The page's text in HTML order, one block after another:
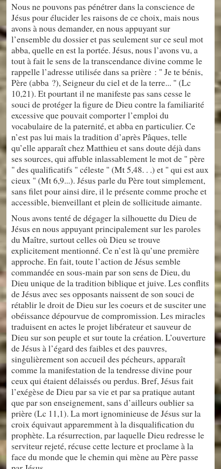
Nous ne pouvons pas pénétrer dans la conscience de
Jésus pour élucider les raisons de ce choix, mais nous
avons à nous demander, en nous appuyant sur
l’ensemble du dossier et pas seulement sur ce seul mot
abba, quelle en est la portée. Jésus, nous l’avons vu, a
tout à fait le sens de la transcendance divine comme le
rappelle l’adresse utilisée dans sa prière : " Je te bénis,
Père (abba ?), Seigneur du ciel et de la terre... " (Lc
10,21). Et pourtant il ne manifeste pas sans cesse le
souci de protéger la figure de Dieu contre la familiarité
excessive que pouvait comporter l’emploi du
vocabulaire de la paternité, et abba en particulier. Ce
n’est pas lui mais la tradition d’après Pâques, telle
qu’elle apparaît chez Matthieu et sans doute déjà dans
ses sources, qui affuble inlassablement le mot de " père
" des qualificatifs " céleste " (Mt 5,48. . .) et " qui est aux
cieux " (Mt 6,9...). Jésus parle du Père tout simplement,
sans filet pour ainsi dire, il le présente comme proche et
accessible, bienveillant et plein de sollicitude aimante.
Nous avons tenté de dégager la silhouette du Dieu de
Jésus en nous appuyant principalement sur les paroles
du Maître, surtout celles où Dieu se trouve
explicitement mentionné. Ce n’est là qu’une première
approche. En fait, toute l’action de Jésus semble
commandée en sous-main par son sens de Dieu, du
Dieu unique de la tradition biblique et juive. Les conflits
de Jésus avec ses opposants naissent de son souci de
rétablir le droit de Dieu sur les coeurs et de susciter une
obéissance dépourvue de compromission. Les miracles
traduisent en actes le projet libérateur et sauveur de
Dieu sur son peuple et sur toute la création. L’ouverture
de Jésus à l’égard des faibles et des pauvres,
singulièrement son accueil des pécheurs, apparaît
comme la manifestation de la tendresse divine pour
ceux qui étaient délaissés ou perdus. Bref, Jésus fait
l’exégèse de Dieu par sa vie et par sa pratique autant
que par son enseignement, sans d’ailleurs oublier sa
prière (Lc 11,1). La mort ignominieuse de Jésus sur la
croix équivaut apparemment à la disqualification du
prophète. La résurrection, par laquelle Dieu redresse le
serviteur rejeté, récuse cette lecture et proclame à la
face du monde que le chemin qui mène au Père passe